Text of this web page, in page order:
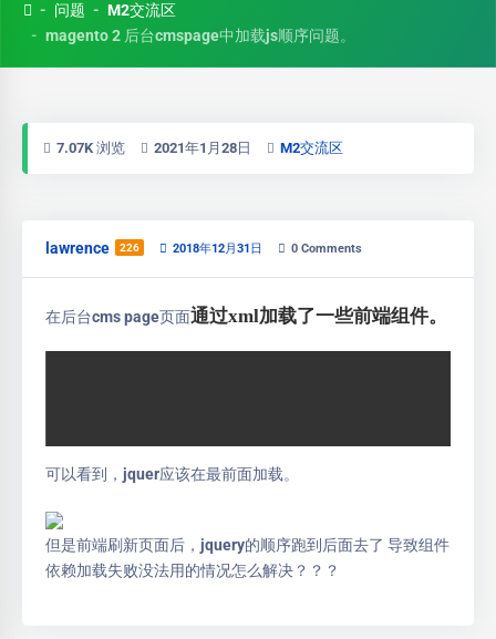
问题
M2交流区
magento 2 后台cmspage中加载js顺序问题。
7.07K 浏览 2021年1月28日 M2交流区
lawrence 226 2018年12月31日 0 Comments
在后台cms page页面通过xml加载了一些前端组件。
可以看到，jquer应该在最前面加载。
但是前端刷新页面后，jquery的顺序跑到后面去了 导致组件
依赖加载失败没法用的情况怎么解决？？？